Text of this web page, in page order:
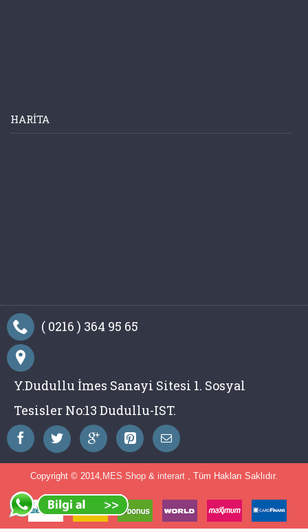
HARITA
( 0216 ) 364 95 65
Y.Dudullu İmes Sanayi Sitesi 1. Sosyal
Tesisler No:13 Dudullu-IST.
Copyright © 2014, MES Shop & interart , Tüm Hakları Saklıdır.